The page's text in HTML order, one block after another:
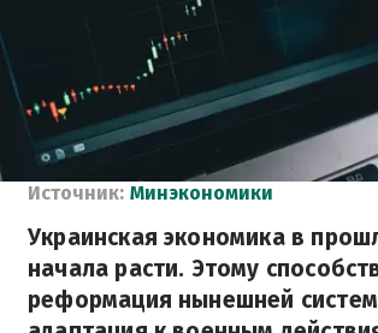
Источник: Минэкономики
Украинская экономика в
начала расти. Этому
реформация нынешней